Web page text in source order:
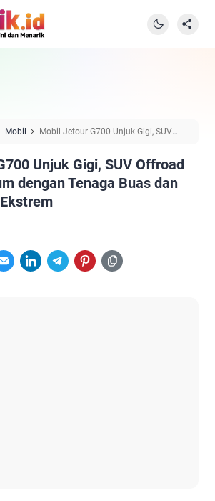
Mobil
Mobil Jetour G700 Unjuk Gigi, SUV
Unjuk Gigi, SUV Offroad
dengan Tenaga Buas dan